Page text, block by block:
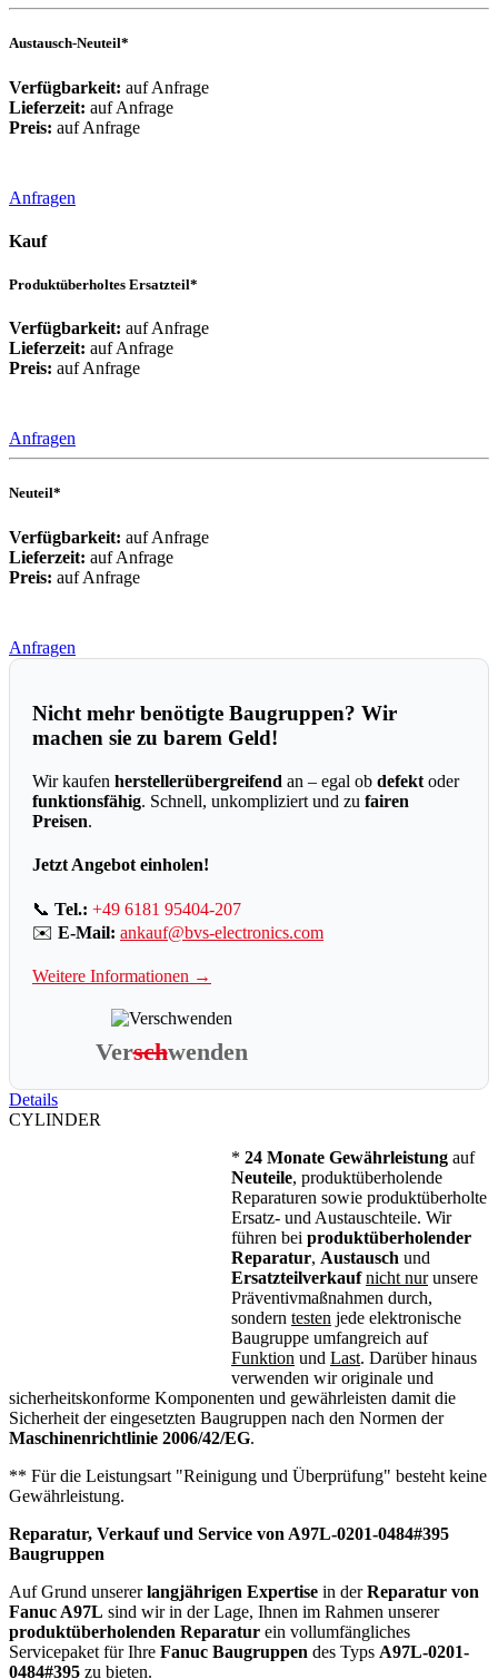
Austausch-Neuteil*
Verfügbarkeit: auf Anfrage
Lieferzeit: auf Anfrage
Preis: auf Anfrage
Anfragen
Kauf
Produktüberholtes Ersatzteil*
Verfügbarkeit: auf Anfrage
Lieferzeit: auf Anfrage
Preis: auf Anfrage
Anfragen
Neuteil*
Verfügbarkeit: auf Anfrage
Lieferzeit: auf Anfrage
Preis: auf Anfrage
Anfragen
Nicht mehr benötigte Baugruppen? Wir
machen sie zu barem Geld!
Wir kaufen herstellerübergreifend an – egal ob defekt oder
funktionsfähig. Schnell, unkompliziert und zu fairen
Preisen.
Jetzt Angebot einholen!
📞 Tel.: +49 6181 95404-207
✉️ E-Mail: ankauf@bvs-electronics.com
Weitere Informationen →
Verschwenden
Details
CYLINDER
* 24 Monate Gewährleistung auf
Neuteile, produktüberholende
Reparaturen sowie produktüberholte
Ersatz- und Austauschteile. Wir
führen bei produktüberholender
Reparatur, Austausch und
Ersatzteilverkauf nicht nurunsere
Präventivmaßnahmen durch,
sondern testen jede elektronische
Baugruppe umfangreich auf
Funktion und Last. Darüber hinaus
verwenden wir originale und
sicherheitskonforme Komponenten und gewährleisten damit die
Sicherheit der eingesetzten Baugruppen nach den Normen der
Maschinenrichtlinie 2006/42/EG.
** Für die Leistungsart "Reinigung und Überprüfung" besteht keine
Gewährleistung.
Reparatur, Verkauf und Service von A97L-0201-0484#395
Baugruppen
Auf Grund unsererlangjährigen Expertise in derReparatur von
Fanuc A97L sind wir in der Lage, Ihnen im Rahmen unserer
produktüberholenden Reparatur ein vollumfängliches
Servicepaket für Ihre Fanuc Baugruppen des Typs A97L-0201-
0484#395 zu bieten.